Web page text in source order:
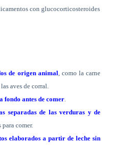
con glucocorticosteroides
de origen animal, como la carne
aves de corral.
fondo antes de comer.
separadas de las verduras y de
comer.
elaborados a partir de leche sin